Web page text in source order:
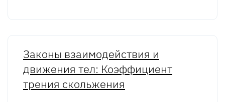
Законы взаимодействия и
движения тел: Коэффициент
трения скольжения